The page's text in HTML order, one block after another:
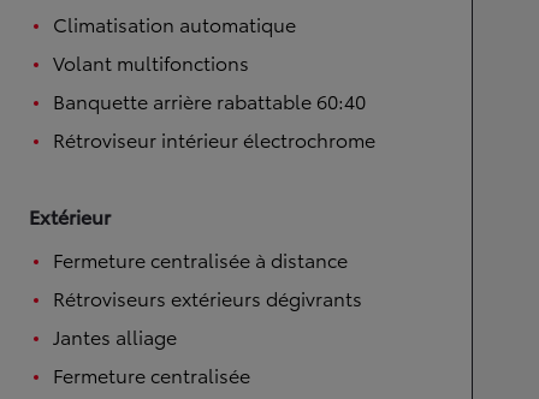
Climatisation automatique
Volant multifonctions
Banquette arrière rabattable 60:40
Rétroviseur intérieur électrochrome
Extérieur
Fermeture centralisée à distance
Rétroviseurs extérieurs dégivrants
Jantes alliage
Fermeture centralisée